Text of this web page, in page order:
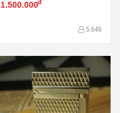
1.500.000đ
5.646